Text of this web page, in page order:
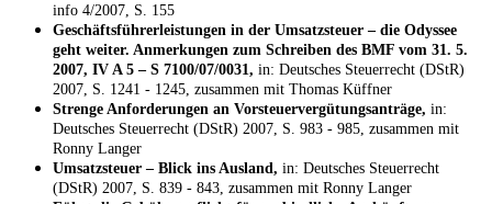
info 4/2007, S. 155
Geschäftsführerleistungen in der Umsatzsteuer – die Odyssee
geht weiter. Anmerkungen zum Schreiben des BMF vom 31. 5.
2007, IV A 5 – S 7100/07/0031, in: Deutsches Steuerrecht (DStR)
2007, S. 1241 - 1245, zusammen mit Thomas Küffner
Strenge Anforderungen an Vorsteuervergütungsanträge, in:
Deutsches Steuerrecht (DStR) 2007, S. 983 - 985, zusammen mit
Ronny Langer
Umsatzsteuer – Blick ins Ausland, in: Deutsches Steuerrecht
(DStR) 2007, S. 839 - 843, zusammen mit Ronny Langer